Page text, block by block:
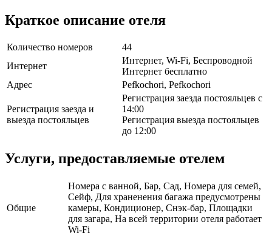
Краткое описание отеля
Количество номеров
44
Интернет
Интернет, Wi-Fi, Беспроводной
Интернет бесплатно
Адрес
Pefkochori, Pefkochori
Регистрация заезда и
выезда постояльцев
Регистрация заезда постояльцев с
14:00
Регистрация выезда постояльцев
до 12:00
Услуги, предоставляемые отелем
Общие
Номера с ванной, Бар, Сад, Номера для семей,
Сейф, Для храненения багажа предусмотрены
камеры, Кондиционер, Снэк-бар, Площадки
для загара, На всей территории отеля работает
Wi-Fi